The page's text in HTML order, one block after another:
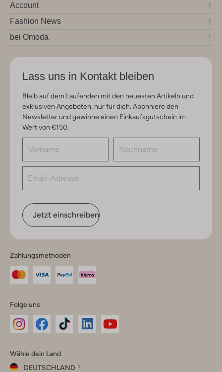
Account
Fashion News
bei Omoda
Lass uns in Kontakt bleiben
Bleib auf dem Laufenden mit den neuesten Artikeln und
exklusiven Angeboten, nur für dich. Abonniere den
Newsletter und gewinne einen Einkaufsgutschein im
Wert von €150.
Jetzt einschreiben
Zahlungsmethoden
Folge uns
Instagram
Facebook
TikTok
Wähle dein Land
DEUTSCHLAND